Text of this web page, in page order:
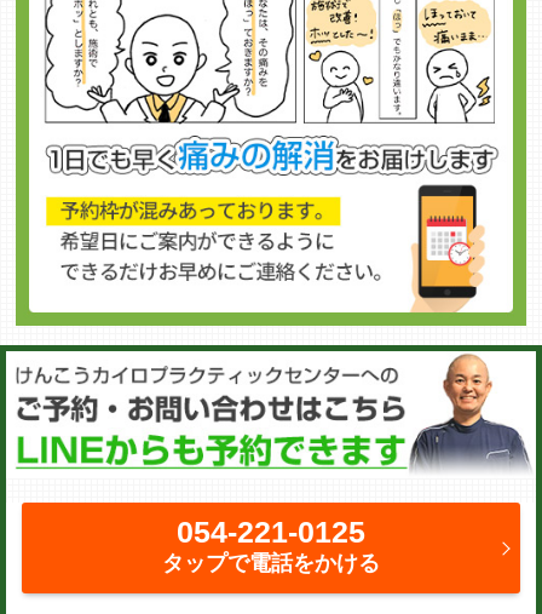
054-221-0125
タップで電話をかける